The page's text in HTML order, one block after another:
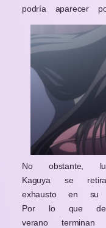
podría aparecer
No obstante,
Kaguya se
exhausto en su
Por lo que
verano